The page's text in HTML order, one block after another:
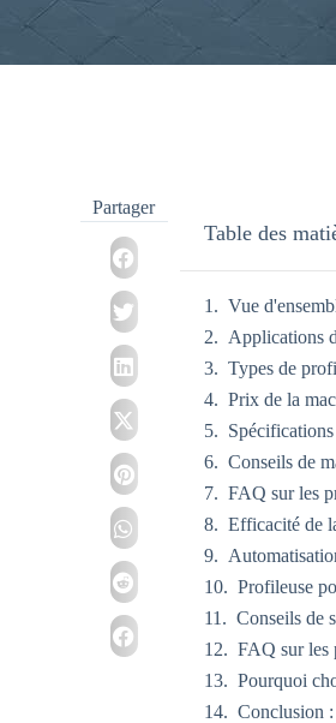
Partager
Table des
Vue
Applications
Types de
Prix de la
Conseils de
FAQ sur les
Efficacité de
Profileuse
Conseils de
FAQ sur les
Pourquoi
Conclusion